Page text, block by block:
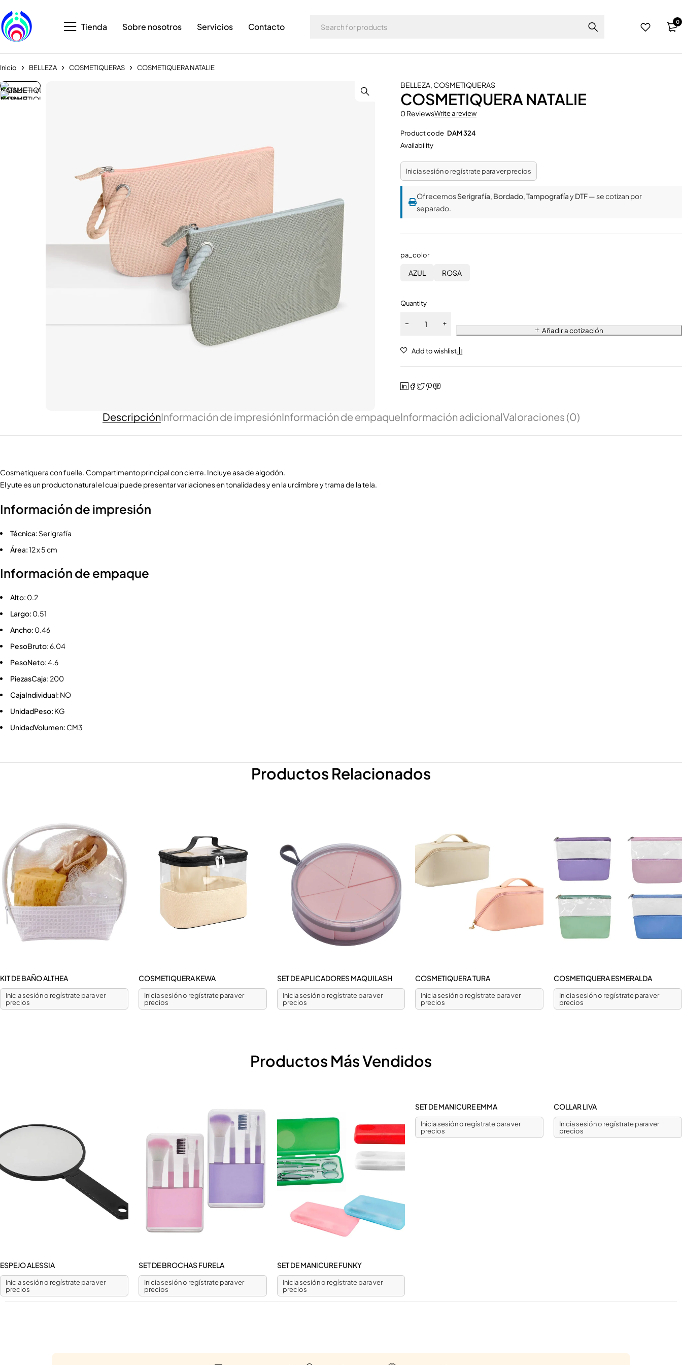
Tienda Sobre nosotros Servicios Contacto 0
Inicio BELLEZA COSMETIQUERAS COSMETIQUERA NATALIE
BELLEZA, COSMETIQUERAS
COSMETIQUERA NATALIE
0 ReviewsWrite a review
Product code DAM 324
Availability
Inicia sesión o regístrate para ver precios
OfrecemosSerigrafía, Bordado,TampografíayDTF— se cotizan por
separado.
pa_color
AZUL ROSA
Quantity
Añadir a cotización
DescripciónInformación de impresiónInformación de empaqueInformación adicionalValoraciones (0)
Cosmetiquera con fuelle. Compartimento principal con cierre. Incluye asa de algodón.
El yute es un producto natural el cual puede presentar variaciones en tonalidades y en la urdimbre y trama de la tela.
Información de impresión
Técnica: Serigrafía
Área:12 x 5 cm
Información de empaque
Alto: 0.2
Largo: 0.51
Ancho: 0.46
PesoBruto:6.04
PesoNeto:4.6
PiezasCaja: 200
CajaIndividual: NO
UnidadPeso: KG
UnidadVolumen: CM3
Productos Relacionados
KIT DE BAÑO ALTHEA
Inicia sesión o regístrate para ver
precios
COSMETIQUERA KEWA
Inicia sesión o regístrate para ver
precios
SET DE APLICADORES MAQUILASH
Inicia sesión o regístrate para ver
precios
COSMETIQUERA TURA
Inicia sesión o regístrate para ver
precios
COSMETIQUERA ESMERALDA
Inicia sesión o regístrate para ver
precios
Productos Más Vendidos
ESPEJO ALESSIA
Inicia sesión o regístrate para ver
precios
SET DE BROCHAS FURELA
Inicia sesión o regístrate para ver
precios
SET DE MANICURE FUNKY
Inicia sesión o regístrate para ver
precios
SET DE MANICURE EMMA
Inicia sesión o regístrate para ver
precios
COLLAR LIVA
Inicia sesión o regístrate para ver
precios